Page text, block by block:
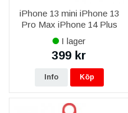
iPhone 13 mini iPhone 13
Pro Max iPhone 14 Plus
iPhone 14 Pro Max Apple
Original USB-C till
Lightning-kabel 2M
MKQ42ZM/A - Vit
I lager
399 kr
Info Köp